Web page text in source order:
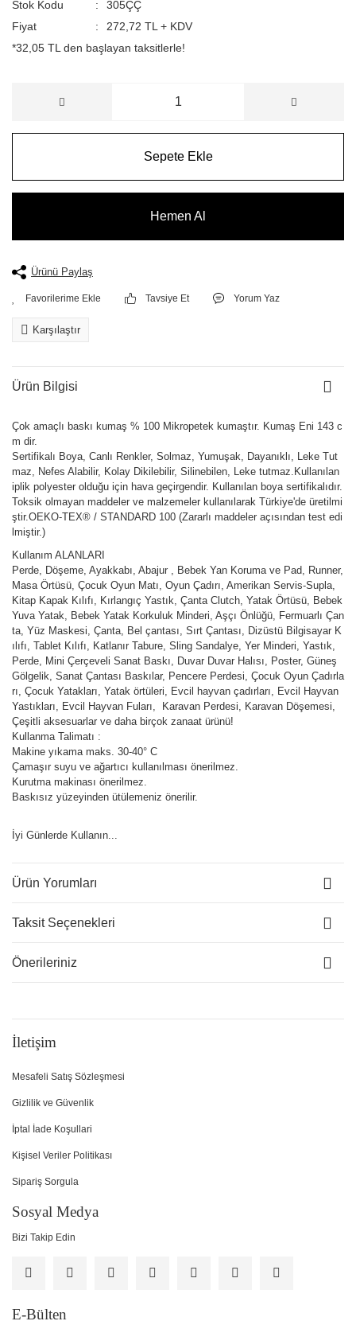
Stok Kodu
305ÇÇ
Fiyat
272,72 TL + KDV
*32,05 TL den başlayan taksitlerle!
Sepete Ekle
Hemen Al
Ürünü Paylaş
Tavsiye Et Yorum Yaz
Karşılaştır
Ürün Bilgisi
Çok amaçlı baskı kumaş % 100 Mikropetek kumaştır. Kumaş Eni 143 c
m dir.
Sertifikalı Boya, Canlı Renkler, Solmaz, Yumuşak, Dayanıklı, Leke Tut
maz, Nefes Alabilir, Kolay Dikilebilir, Silinebilen, Leke tutmaz.Kullanılan
iplik polyester olduğu için hava geçirgendir. Kullanılan boya sertifikalıdır.
Toksik olmayan maddeler ve malzemeler kullanılarak Türkiye'de üretilmi
ştir.OEKO-TEX® / STANDARD 100 (Zararlı maddeler açısından test edi
lmiştir.)
Kullanım ALANLARI
Perde, Döşeme, Ayakkabı, Abajur , Bebek Yan Koruma ve Pad, Runner,
Masa Örtüsü, Çocuk Oyun Matı, Oyun Çadırı, Amerikan Servis-Supla,
Kitap Kapak Kılıfı, Kırlangıç Yastık, Çanta Clutch, Yatak Örtüsü, Bebek
Yuva Yatak, Bebek Yatak Korkuluk Minderi, Aşçı Önlüğü, Fermuarlı Çan
ta, Yüz Maskesi, Çanta, Bel çantası, Sırt Çantası, Dizüstü Bilgisayar K
ılıfı, Tablet Kılıfı, Katlanır Tabure, Sling Sandalye, Yer Minderi, Yastık,
Perde, Mini Çerçeveli Sanat Baskı, Duvar Duvar Halısı, Poster, Güneş
Gölgelik, Sanat Çantası Baskılar, Pencere Perdesi, Çocuk Oyun Çadırla
rı, Çocuk Yatakları, Yatak örtüleri, Evcil hayvan çadırları, Evcil Hayvan
Yastıkları, Evcil Hayvan Fuları, Karavan Perdesi, Karavan Döşemesi,
Çeşitli aksesuarlar ve daha birçok zanaat ürünü!
Kullanma Talimatı :
Makine yıkama maks. 30-40° C
Çamaşır suyu ve ağartıcı kullanılması önerilmez.
Kurutma makinası önerilmez.
Baskısız yüzeyinden ütülemeniz önerilir.
İyi Günlerde Kullanın...
Ürün Yorumları
Taksit Seçenekleri
Önerileriniz
İletişim
Mesafeli Satış Sözleşmesi
Gizlilik ve Güvenlik
İptal İade Koşullari
Kişisel Veriler Politikası
Sipariş Sorgula
Sosyal Medya
Bizi Takip Edin
E-Bülten